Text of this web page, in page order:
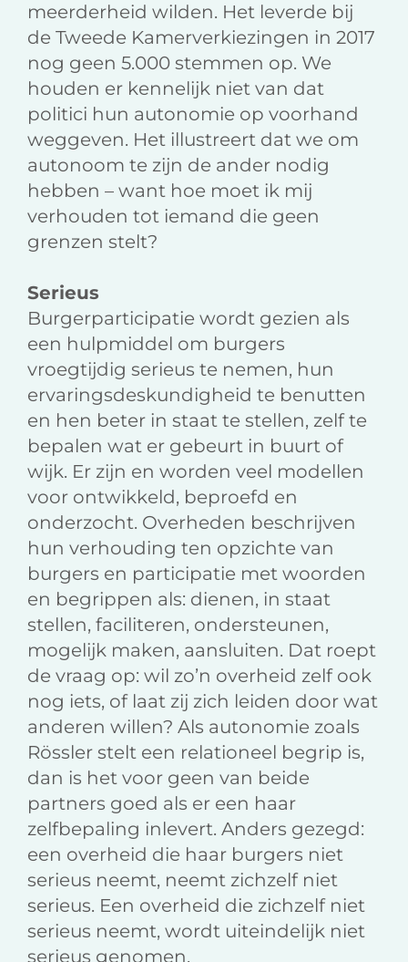
meerderheid wilden. Het leverde bij
de Tweede Kamerverkiezingen in 2017
nog geen 5.000 stemmen op. We
houden er kennelijk niet van dat
politici hun autonomie op voorhand
weggeven. Het illustreert dat we om
autonoom te zijn de ander nodig
hebben – want hoe moet ik mij
verhouden tot iemand die geen
grenzen stelt?
Serieus
Burgerparticipatie wordt gezien als
een hulpmiddel om burgers
vroegtijdig serieus te nemen, hun
ervaringsdeskundigheid te benutten
en hen beter in staat te stellen, zelf te
bepalen wat er gebeurt in buurt of
wijk. Er zijn en worden veel modellen
voor ontwikkeld, beproefd en
onderzocht. Overheden beschrijven
hun verhouding ten opzichte van
burgers en participatie met woorden
en begrippen als: dienen, in staat
stellen, faciliteren, ondersteunen,
mogelijk maken, aansluiten. Dat roept
de vraag op: wil zo’n overheid zelf ook
nog iets, of laat zij zich leiden door wat
anderen willen? Als autonomie zoals
Rössler stelt een relationeel begrip is,
dan is het voor geen van beide
partners goed als er een haar
zelfbepaling inlevert. Anders gezegd:
een overheid die haar burgers niet
serieus neemt, neemt zichzelf niet
serieus. Een overheid die zichzelf niet
serieus neemt, wordt uiteindelijk niet
serieus genomen.